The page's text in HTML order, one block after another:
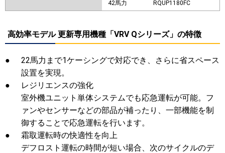
42馬力 RQUP1180FC
高効率モデル 更新専用機種「VRV Qシリーズ」の特徴
●
22馬力まで1ケーシングで対応でき、さらに省スペース
設置を実現。
●
レジリエンスの強化
室外機ユニット単体システムでも応急運転が可能。フ
ァンやセンサーなどの部品が補ったり、一部機能を制
御することで応急運転を行います。
●
霜取運転時の快適性を向上
デフロスト運転の時間が短い場合、次のサイクルのデ